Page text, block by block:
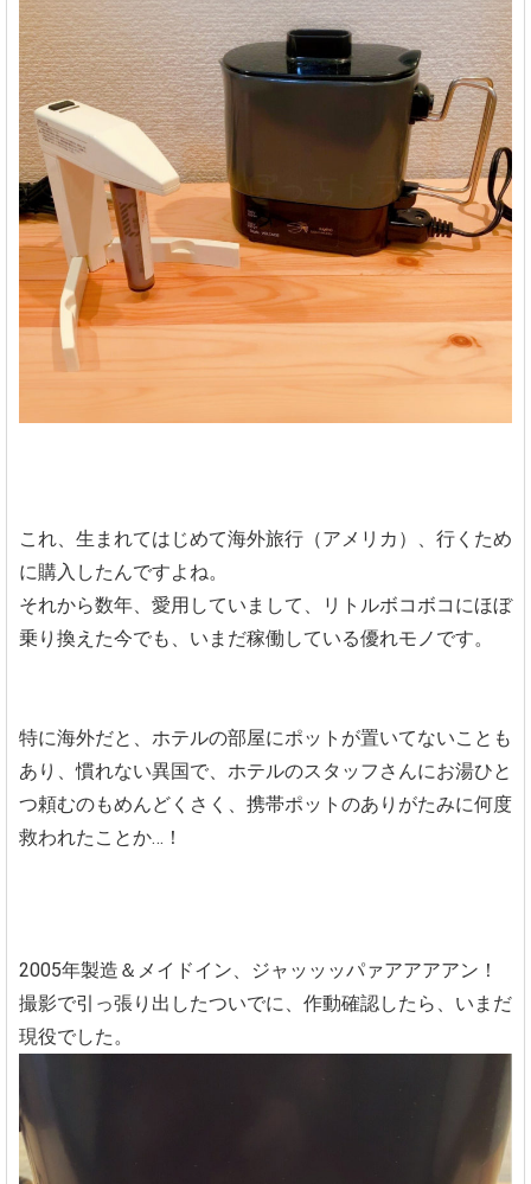
これ、生まれてはじめて海外旅行（アメリカ）、行くため
に購入したんですよね。
それから数年、愛用していまして、リトルボコボコにほぼ
乗り換えた今でも、いまだ稼働している優れモノです。
特に海外だと、ホテルの部屋にポットが置いてないことも
あり、慣れない異国で、ホテルのスタッフさんにお湯ひと
つ頼むのもめんどくさく、携帯ポットのありがたみに何度
救われたことか…！
2005年製造＆メイドイン、ジャッッッパァアアアアン！
撮影で引っ張り出したついでに、作動確認したら、いまだ
現役でした。